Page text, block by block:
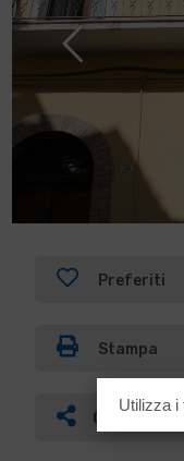
Preferiti
Stampa
Condividi
Utilizza i